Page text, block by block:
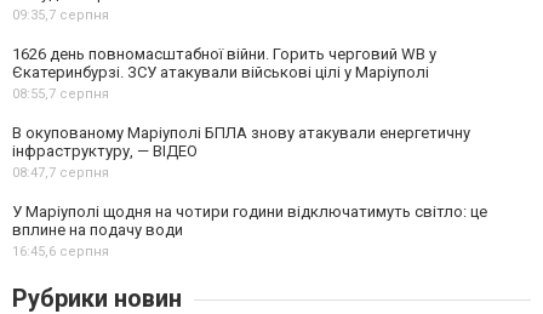
09:35,7 серпня
1626 день повномасштабної війни. Горить черговий WB у
Єкатеринбурзі. ЗСУ атакували військові цілі у Маріуполі
08:55,7 серпня
В окупованому Маріуполі БПЛА знову атакували енергетичну
інфраструктуру, — ВІДЕО
08:47,7 серпня
У Маріуполі щодня на чотири години відключатимуть світло: це
вплине на подачу води
16:45,6 серпня
Рубрики новин